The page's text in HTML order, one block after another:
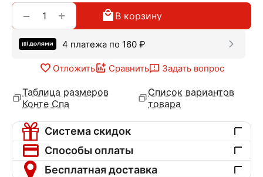
+
− В корзину
4 платежа по 160 ₽
Отложить Сравнить Задать вопрос
Таблица размеров
Конте Спа
Список вариантов
товара
Система скидок
Способы оплаты
Бесплатная доставка